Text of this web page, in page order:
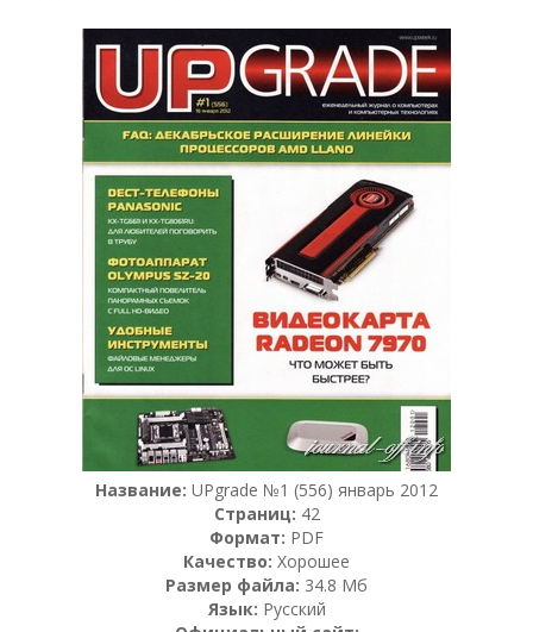
Название: UPgrade №1 (556) январь 2012
Страниц: 42
Формат: PDF
Качество: Хорошее
Размер файла: 34.8 Мб
Язык: Русский